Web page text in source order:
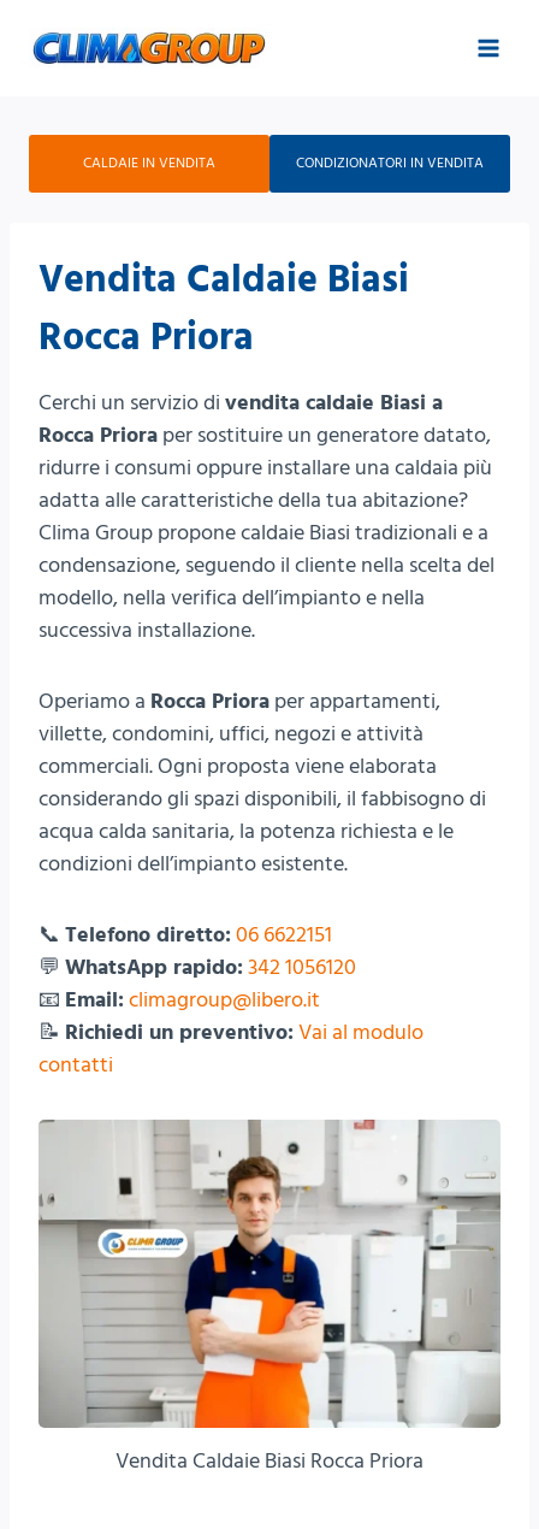
CALDAIE IN VENDITA CONDIZIONATORI IN VENDITA
Vendita Caldaie Biasi
Rocca Priora
Cerchi un servizio di vendita caldaie Biasi a
Rocca Priora per sostituire un generatore datato,
ridurre i consumi oppure installare una caldaia più
adatta alle caratteristiche della tua abitazione?
Clima Group propone caldaie Biasi tradizionali e a
condensazione, seguendo il cliente nella scelta del
modello, nella verifica dell’impianto e nella
successiva installazione.
Operiamo a Rocca Priora per appartamenti,
villette, condomini, uffici, negozi e attività
commerciali. Ogni proposta viene elaborata
considerando gli spazi disponibili, il fabbisogno di
acqua calda sanitaria, la potenza richiesta e le
condizioni dell’impianto esistente.
📞 Telefono diretto: 06 6622151
💬 WhatsApp rapido: 342 1056120
📧 Email: climagroup@libero.it
📝 Richiedi un preventivo: Vai al modulo
contatti
Vendita Caldaie Biasi Rocca Priora